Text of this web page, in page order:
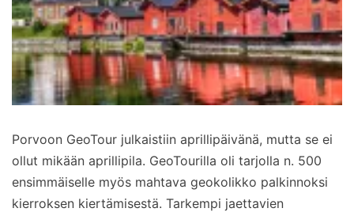
Porvoon GeoTour julkaistiin aprillipäivänä, mutta se ei
ollut mikään aprillipila. GeoTourilla oli tarjolla n. 500
ensimmäiselle myös mahtava geokolikko palkinnoksi
kierroksen kiertämisestä. Tarkempi jaettavien